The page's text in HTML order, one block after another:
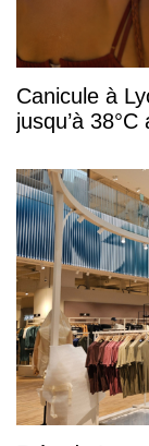
Canicule à
jusqu’à